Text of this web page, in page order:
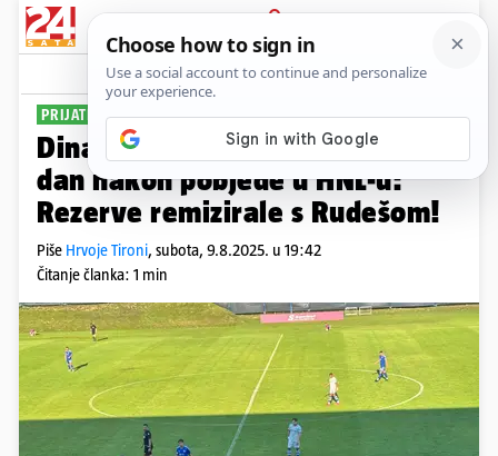
PRIJAVA
Sport Komentari
PRIJATELJSKA UTAKMICA
Dinamo odigrao novu utakmicu
dan nakon pobjede u HNL-u:
Rezerve remizirale s Rudešom!
Piše Hrvoje Tironi, subota, 9.8.2025. u 19:42
Čitanje članka: 1 min